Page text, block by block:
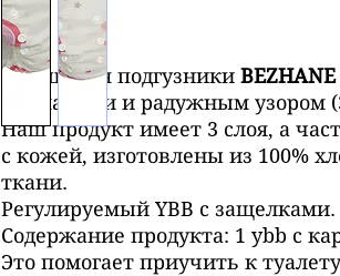
Моющиеся подгузники
карманами и радужным узором
Наш продукт имеет 3 слоя, а
с кожей, изготовлены из 100%
ткани.
Регулируемый YBB с защелками.
Содержание продукта: 1 ybb с
Это помогает приучить к